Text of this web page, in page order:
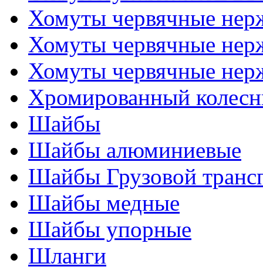
Хомуты червячные
Хомуты червячные
Хомуты червячные
Хромированный
Шайбы
Шайбы алюминиевые
Шайбы Грузовой
Шайбы медные
Шайбы упорные
Шланги